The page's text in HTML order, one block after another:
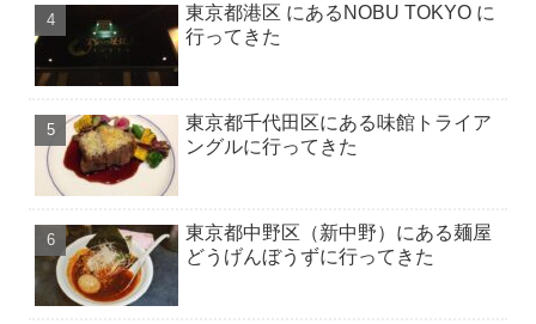
東京都港区 にあるNOBU TOKYO に
行ってきた
東京都千代田区にある味館トライア
ングルに行ってきた
東京都中野区（新中野）にある麺屋
どうげんぼうずに行ってきた